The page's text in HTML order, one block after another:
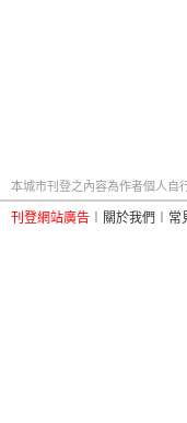
本城市刊登之內容為作者個人自
刊登網站廣告 關於我們 常